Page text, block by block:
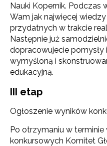
Nauki Kopernik.
Wam jak najwięcej
przydatnych w trakcie
Następnie już
dopracowujecie
wymyśloną i
edukacyjną.
III etap
Ogłoszenie wyników
Po otrzymaniu w
konkursowych Komitet